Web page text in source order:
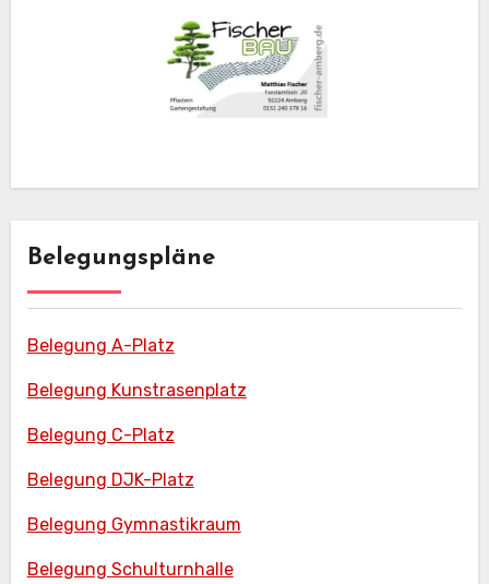
Belegungspläne
Belegung A-Platz
Belegung Kunstrasenplatz
Belegung C-Platz
Belegung DJK-Platz
Belegung Gymnastikraum
Belegung Schulturnhalle